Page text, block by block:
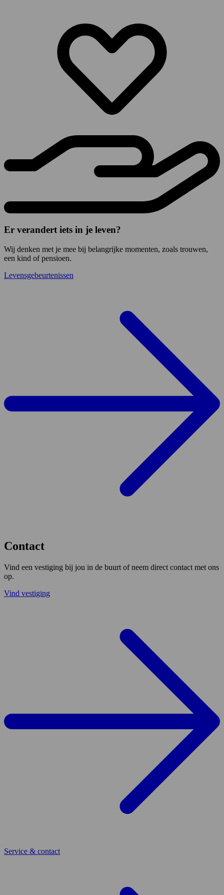
Er verandert iets in je leven?
Wij denken met je mee bij belangrijke momenten, zoals trouwen,
een kind of pensioen.
Levensgebeurtenissen
Contact
Vind een vestiging bij jou in de buurt of neem direct contact met ons
op.
Vind vestiging
Service & contact